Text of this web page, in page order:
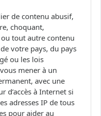
de contenu abusif,
choquant,
tout autre contenu
votre pays, du pays
ou les lois
mener à un
avec une
d’accès à Internet si
adresses IP de tous
pour aider au